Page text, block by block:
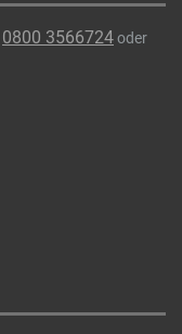
0800 3566724oder